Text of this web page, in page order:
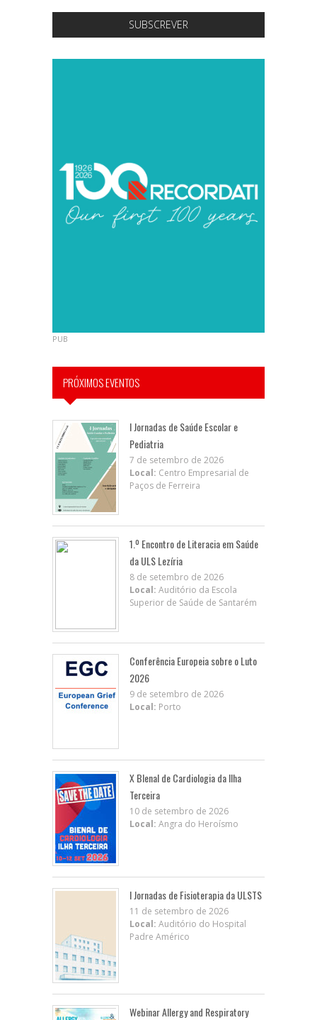
SUBSCREVER
PUB
PRÓXIMOS EVENTOS
I Jornadas de Saúde Escolar e
Pediatria
7 de setembro de 2026
Local: Centro Empresarial de
Paços de Ferreira
1.º Encontro de Literacia em Saúde
da ULS Lezíria
8 de setembro de 2026
Local: Auditório da Escola
Superior de Saúde de Santarém
Conferência Europeia sobre o Luto
2026
9 de setembro de 2026
Local: Porto
X BIenal de Cardiologia da Ilha
Terceira
10 de setembro de 2026
Local: Angra do Heroísmo
I Jornadas de Fisioterapia da ULSTS
11 de setembro de 2026
Local: Auditório do Hospital
Padre Américo
Webinar Allergy and Respiratory